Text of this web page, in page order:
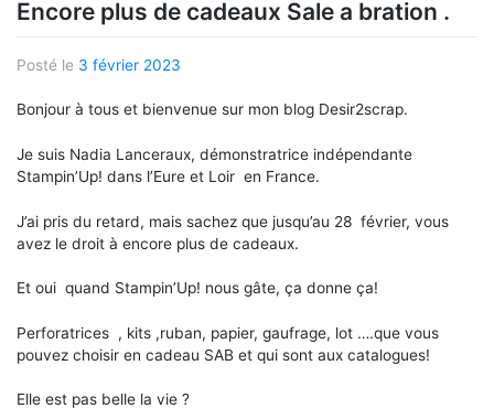
Encore plus de cadeaux Sale a bration .
Posté le 3 février 2023
Bonjour à tous et bienvenue sur mon blog Desir2scrap.
Je suis Nadia Lanceraux, démonstratrice indépendante
Stampin’Up! dans l’Eure et Loir en France.
J’ai pris du retard, mais sachez que jusqu’au 28 février, vous
avez le droit à encore plus de cadeaux.
Et oui quand Stampin’Up! nous gâte, ça donne ça!
Perforatrices , kits ,ruban, papier, gaufrage, lot ….que vous
pouvez choisir en cadeau SAB et qui sont aux catalogues!
Elle est pas belle la vie ?